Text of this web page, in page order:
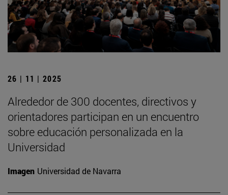
26 | 11 | 2025
Alrededor de 300 docentes, directivos y
orientadores participan en un encuentro
sobre educación personalizada en la
Universidad
Imagen Universidad de Navarra